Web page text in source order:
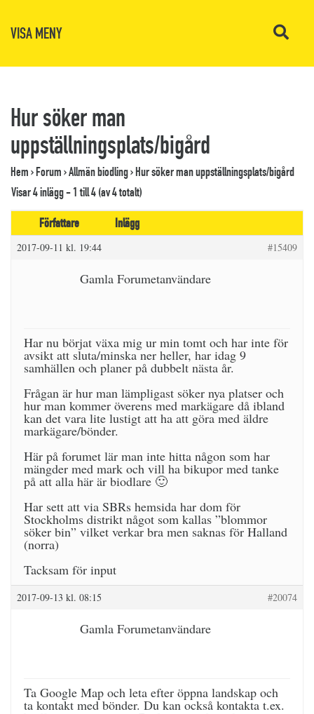
VISA MENY
Hur söker man
uppställningsplats/bigård
Hem›Forum›Allmän biodling›Hur söker man uppställningsplats/bigård
Visar 4 inlägg - 1 till 4 (av 4 totalt)
Författare
Inlägg
2017-09-11 kl. 19:44 #15409
Gamla Forumetanvändare
Har nu börjat växa mig ur min tomt och har inte för
avsikt att sluta/minska ner heller, har idag 9
samhällen och planer på dubbelt nästa år.
Frågan är hur man lämpligast söker nya platser och
hur man kommer överens med markägare då ibland
kan det vara lite lustigt att ha att göra med äldre
markägare/bönder.
Här på forumet lär man inte hitta någon som har
mängder med mark och vill ha bikupor med tanke
på att alla här är biodlare 🙂
Har sett att via SBRs hemsida har dom för
Stockholms distrikt något som kallas ”blommor
söker bin” vilket verkar bra men saknas för Halland
(norra)
Tacksam för input
2017-09-13 kl. 08:15 #20074
Gamla Forumetanvändare
Ta Google Map och leta efter öppna landskap och
ta kontakt med bönder. Du kan också kontakta t.ex.